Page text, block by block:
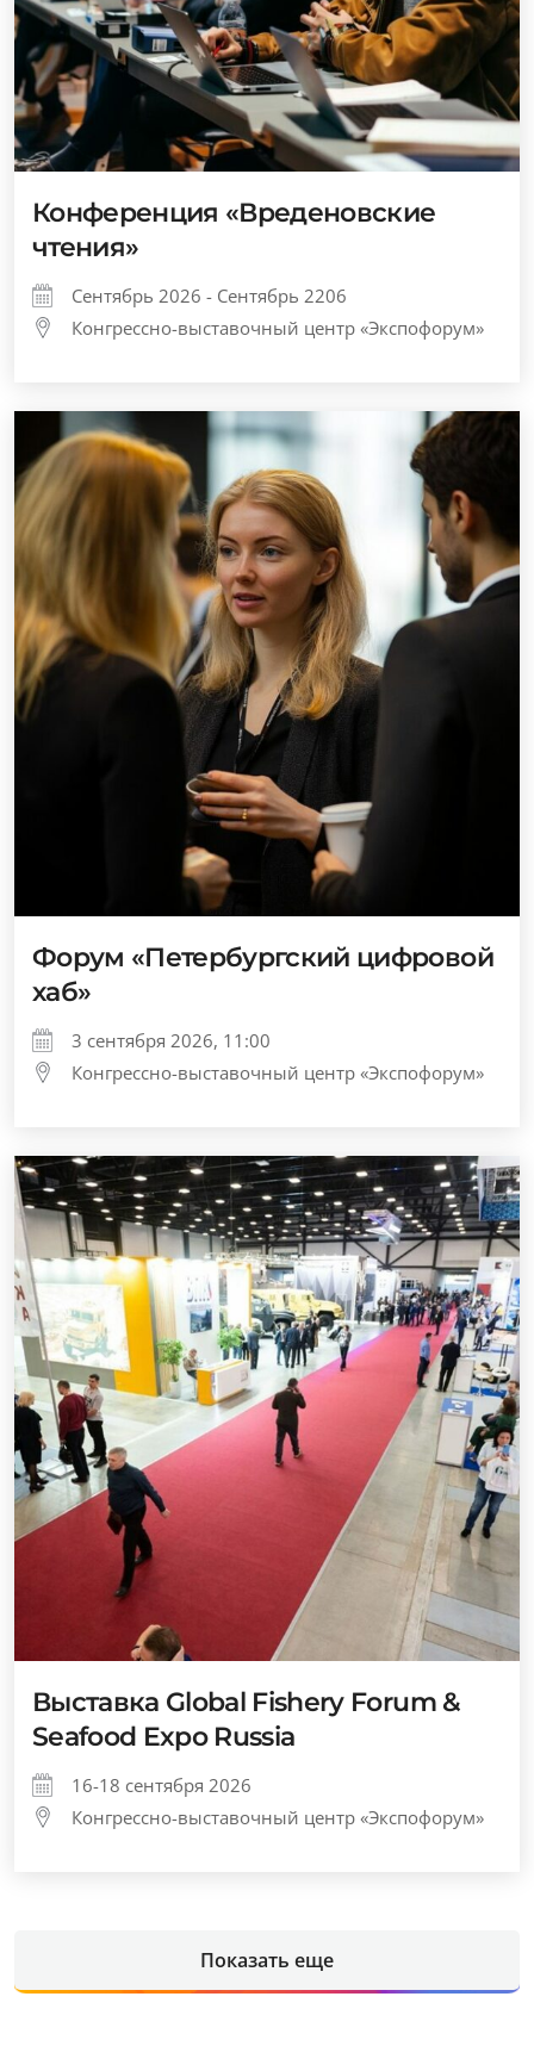
Конференция «Вреденовские
чтения»
Сентябрь 2026 - Сентябрь 2206
Конгрессно-выставочный центр «Экспофорум»
Форум «Петербургский цифровой
хаб»
3 сентября 2026, 11:00
Конгрессно-выставочный центр «Экспофорум»
Выставка Global Fishery Forum &
Seafood Expo Russia
16-18 сентября 2026
Конгрессно-выставочный центр «Экспофорум»
Показать еще